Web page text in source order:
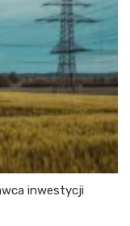
inwestycji